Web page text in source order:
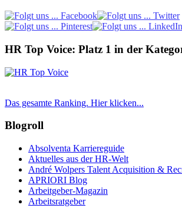
HR Top Voice: Platz 1 in der
Das gesamte Ranking. Hier klicken...
Blogroll
Absolventa Karriereguide
Aktuelles aus der HR-Welt
André Wolpers Talent Acquisition &
APRIORI Blog
Arbeitgeber-Magazin
Arbeitsratgeber